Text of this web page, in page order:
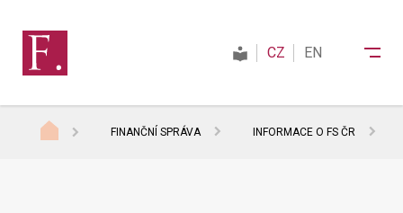
CZ EN
FINANČNÍ SPRÁVA INFORMACE O FS ČR